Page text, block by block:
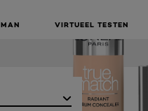
MAN VIRTUEEL TESTEN